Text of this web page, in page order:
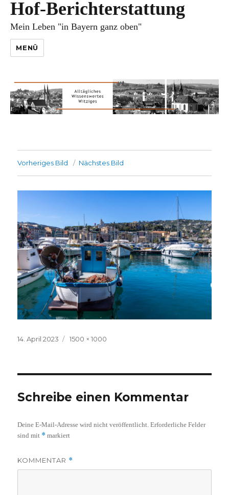
Hof-Berichterstattung
Mein Leben "in Bayern ganz oben"
MENÜ
Vorheriges Bild Nächstes Bild
Veröffentlicht
14. April 2023
Volle
1500 × 1000
Schreibe einen Kommentar
Deine E-Mail-Adresse wird nicht veröffentlicht. Erforderliche Felder
sind mit * markiert
KOMMENTAR *